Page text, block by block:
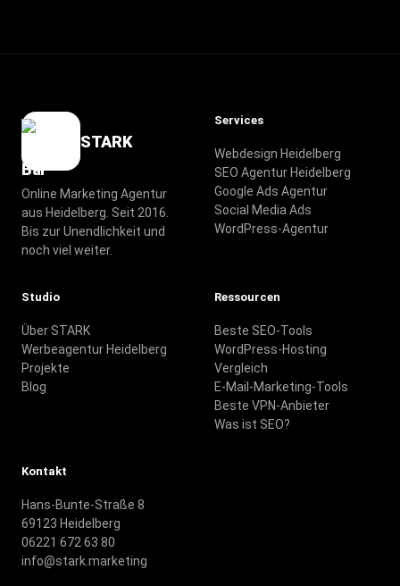
STARK
Online Marketing Agentur
aus Heidelberg. Seit 2016.
Bis zur Unendlichkeit und
noch viel weiter.
Services
Webdesign Heidelberg
SEO Agentur Heidelberg
Google Ads Agentur
Social Media Ads
WordPress-Agentur
Studio
Über STARK
Werbeagentur Heidelberg
Projekte
Blog
Ressourcen
Beste SEO-Tools
WordPress-Hosting
Vergleich
E-Mail-Marketing-Tools
Beste VPN-Anbieter
Was ist SEO?
Kontakt
Hans-Bunte-Straße 8
69123 Heidelberg
06221 672 63 80
info@stark.marketing